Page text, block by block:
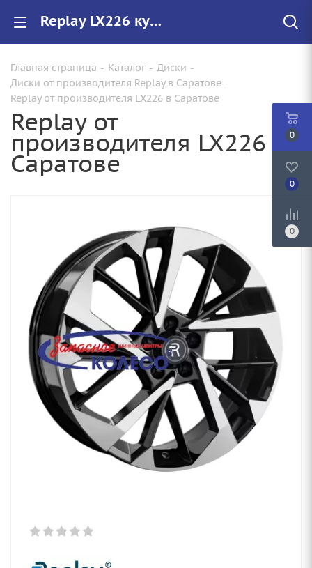
Replay LX226 купить в Саратове, низкие цены на автомобильные диски
Главная страница - Каталог - Диски -
Диски от производителя Replay в Саратове -
Replay от производителя LX226 в Саратове
Replay от
производителя LX226 в
Саратове
0
0
0